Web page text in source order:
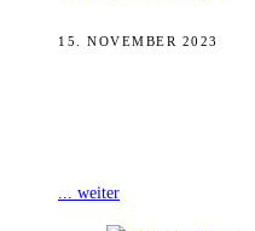
15. NOVEMBER 2023
... weiter